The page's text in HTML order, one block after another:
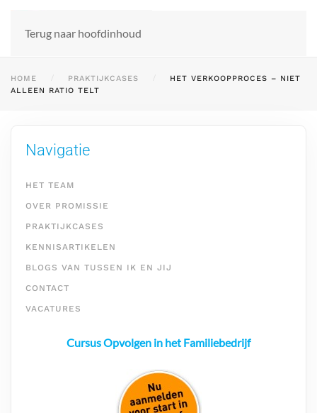
Terug naar hoofdinhoud
HOME PRAKTIJKCASES
HET VERKOOPPROCES – NIET
ALLEEN RATIO TELT
Navigatie
HET TEAM
OVER PROMISSIE
PRAKTIJKCASES
KENNISARTIKELEN
BLOGS VAN TUSSEN IK EN JIJ
CONTACT
VACATURES
Cursus Opvolgen in het Familiebedrijf